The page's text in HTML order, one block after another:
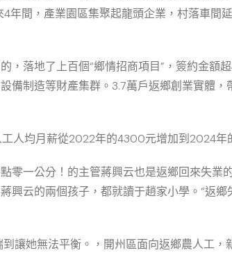
間，產業園區集聚起龍頭企業，村落車間
，落地了上百個“鄉情招商項目”，簽約金額
備制造等財產集群。3.7萬戶返鄉創業實體，
人均月薪從2022年的4300元增加到2024年
一公分！的主管蔣興云也是返鄉回來失業
云的兩個孩子，都就讀于趙家小學。“返鄉
讓她無法平衡。，開州區面向返鄉農人工，